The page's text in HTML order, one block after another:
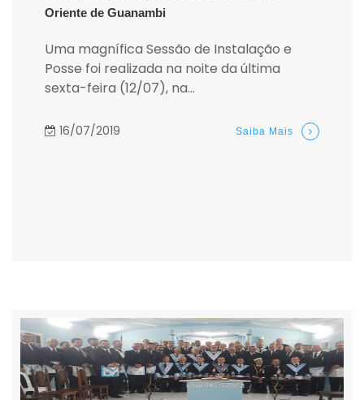
Oriente de Guanambi
Uma magnífica Sessão de Instalação e
Posse foi realizada na noite da última
sexta-feira (12/07), na...
16/07/2019 Saiba Mais